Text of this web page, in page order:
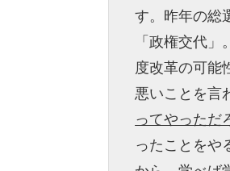
す。昨年の総
「政権交代
度改革の可能
悪いことを言
ってやっただ
ったことをや